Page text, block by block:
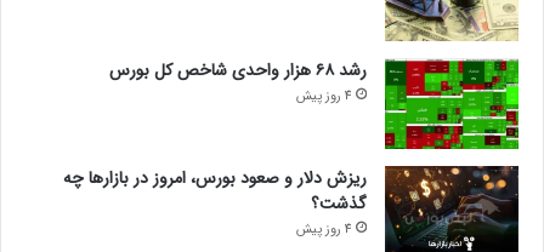
رشد ۶۸ هزار واحدی شاخص کل بورس
4 روز پیش
ریزش دلار و صعود بورس، امروز در بازارها چه
گذشت؟
4 روز پیش